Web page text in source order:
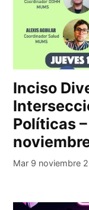
Inciso
Políticas
Mar 9 noviembre